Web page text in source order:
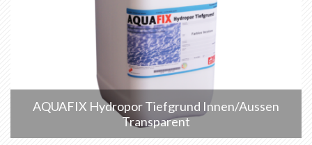
AQUAFIX Hydropor Tiefgrund Innen/Aussen
Transparent